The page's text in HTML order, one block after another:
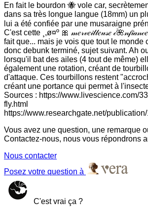
En fait le bourdon 🐝 vole car,
dans sa très longue langue (18mm) un
lui a été confiée par une musaraigne
C'est cette ¸,ø¤º 🎀 𝓂𝑒𝓇𝓋𝑒𝒾𝓁𝓁𝑒𝓊𝓈𝑒
fait que... mais je vois que tout le monde
donc debunk terminé, sujet suivant. Ah
lorsqu'il bat des ailes (4 tout de même)
également une rotation, créant de
d'attaque. Ces tourbillons restent
créant une portance qui permet à
Sources : https://www.livescience.com/
fly.html
https://www.researchgate.net/
Vous avez une question, une remarque
Contactez-nous, nous vous répondrons
Nous contacter
Posez votre question à
C'est vrai ça ?